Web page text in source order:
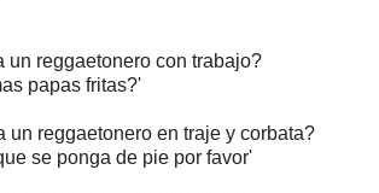
un reggaetonero con trabajo?
papas fritas?'
un reggaetonero en traje y corbata?
se ponga de pie por favor'